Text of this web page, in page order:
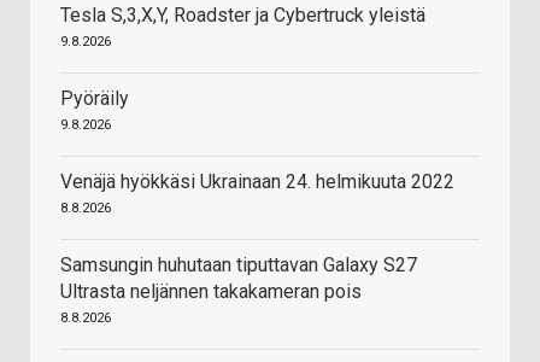
Tesla S,3,X,Y, Roadster ja Cybertruck yleistä
9.8.2026
Pyöräily
9.8.2026
Venäjä hyökkäsi Ukrainaan 24. helmikuuta 2022
8.8.2026
Samsungin huhutaan tiputtavan Galaxy S27
Ultrasta neljännen takakameran pois
8.8.2026